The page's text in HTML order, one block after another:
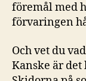
föremål med
förvaringen
Och vet du
Kanske är det